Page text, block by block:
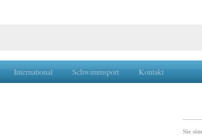
International Schwimmsport Kontakt
Sie